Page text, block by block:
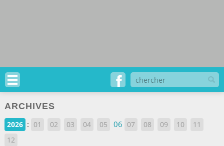
ARCHIVES
2026 : 01 02 03 04 05 06 07 08 09 10
11
12